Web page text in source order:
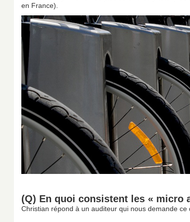
en France).
(Q) En quoi consistent les « micro
Christian répond à un auditeur qui nous demande ce